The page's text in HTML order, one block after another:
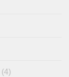
(4)